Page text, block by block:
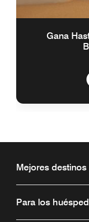
Gana
Mejores destinos
Para los